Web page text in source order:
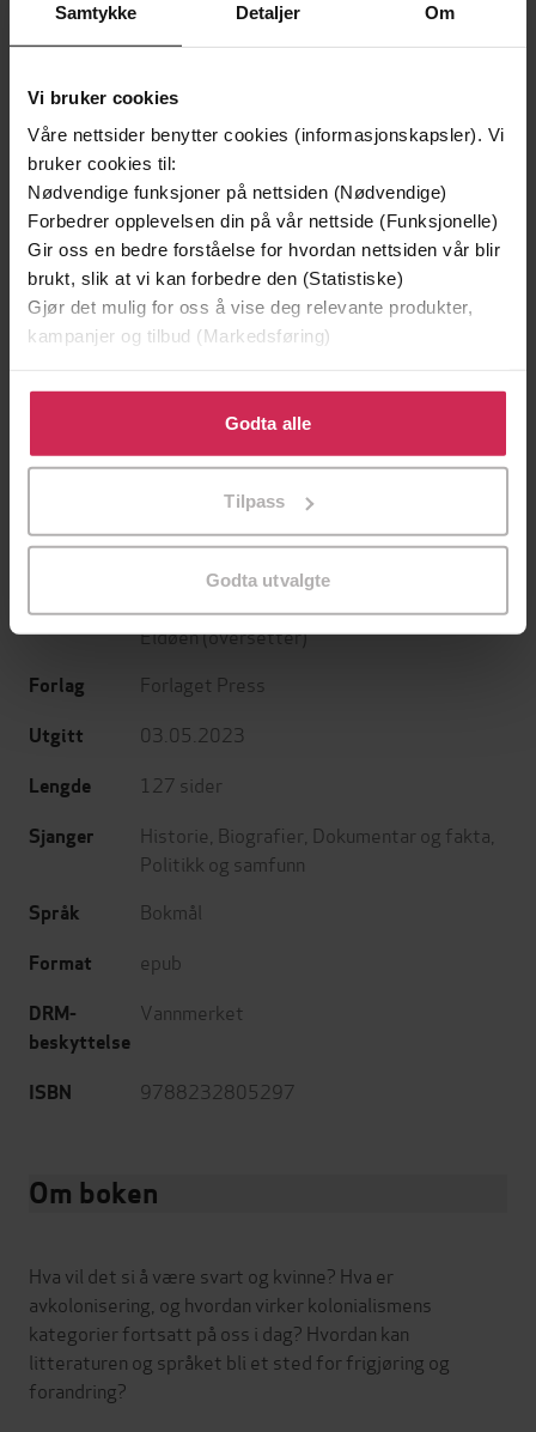
Samtykke Detaljer Om
Vi bruker cookies
Våre nettsider benytter cookies (informasjonskapsler). Vi
bruker cookies til:
Nødvendige funksjoner på nettsiden (Nødvendige)
Forbedrer opplevelsen din på vår nettside (Funksjonelle)
Gir oss en bedre forståelse for hvordan nettsiden vår blir
brukt, slik at vi kan forbedre den (Statistiske)
Gjør det mulig for oss å vise deg relevante produkter,
kampanjer og tilbud (Markedsføring)
Klikk på «Godta alle» for å gi oss ditt samtykke til å
bruke cookies for alle disse formålene. Du kan også
tilpasse ditt samtykke til spesifikke formål ved å klikke
Godta alle
Tilpass
Godta utvalgte
349,-
Seksti kilo solskinn
Hallgrímur Helgason
Premium
Første gang på tilbud
329,-
Johan B. Mjønes
Forfattere Tsitsi Dangarembga(forfatter),Gøril
Eldøen(oversetter)
Forlag Forlaget Press
Utgitt 03.05.2023
Lengde 127 sider
Sjanger Historie Biografier Dokumentar og fakta
Politikk og samfunn
Språk Bokmål
Format epub
DRM-
beskyttelse
Vannmerket
ISBN 9788232805297
Om boken
Hva vil det si å være svart og kvinne? Hva er
avkolonisering, og hvordan virker kolonialismens
kategorier fortsatt på oss i dag? Hvordan kan
litteraturen og språket bli et sted for frigjøring og
forandring?